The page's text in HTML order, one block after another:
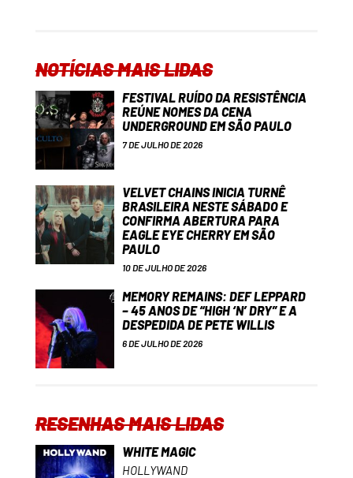
NOTÍCIAS MAIS LIDAS
FESTIVAL RUÍDO DA RESISTÊNCIA
REÚNE NOMES DA CENA
UNDERGROUND EM SÃO PAULO
7 DE JULHO DE 2026
VELVET CHAINS INICIA TURNÊ
BRASILEIRA NESTE SÁBADO E
CONFIRMA ABERTURA PARA
EAGLE EYE CHERRY EM SÃO
PAULO
10 DE JULHO DE 2026
MEMORY REMAINS: DEF LEPPARD
– 45 ANOS DE “HIGH ‘N’ DRY” E A
DESPEDIDA DE PETE WILLIS
6 DE JULHO DE 2026
RESENHAS MAIS LIDAS
WHITE MAGIC
HOLLYWAND